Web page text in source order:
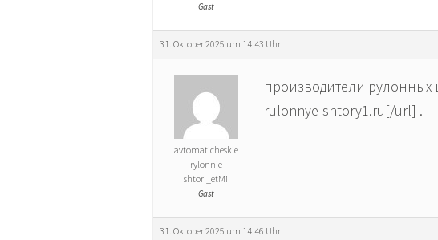
Gast
31. Oktober 2025 um 14:43 Uhr
avtomaticheskie
rylonnie
shtori_etMi
Gast
производители рулонных
rulonnye-shtory1.ru[/url] .
31. Oktober 2025 um 14:46 Uhr